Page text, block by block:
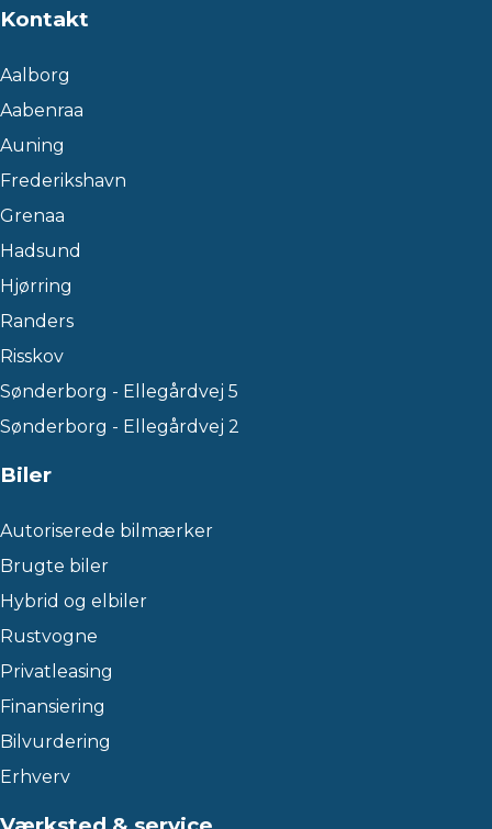
Kontakt
Aalborg
Aabenraa
Auning
Frederikshavn
Grenaa
Hadsund
Hjørring
Randers
Risskov
Sønderborg - Ellegårdvej 5
Sønderborg - Ellegårdvej 2
Biler
Autoriserede bilmærker
Brugte biler
Hybrid og elbiler
Rustvogne
Privatleasing
Finansiering
Bilvurdering
Erhverv